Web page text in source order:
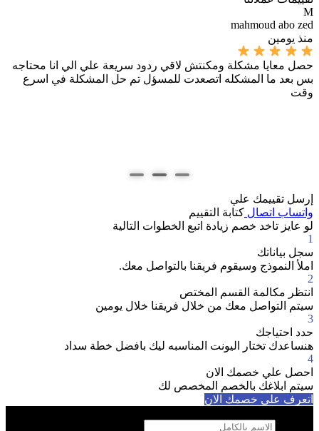
M
mahmoud abo zed
منذ يومين
حصل معايا مشكلة ومكنتش لاقي ردود سريعة علي الي انا محتاجه
بس بعد ما المشكله اتصعدت للمسؤل تم حل المشكلة في اسرع
وقت
إرسل تقييمك علي
واتساب اتصال كتابة التقييم
لو عايز تاخد خصم زيادة اتبع الخطوات التالية
1
سجل بياناتك
املأ النموذج وسيقوم فريقنا بالتواصل معك.
2
انتظر مكالمة القسم المختص
سيتم التواصل معك من خلال فريقنا خلال يومين
3
حدد احتياجك
هنساعدك تختار اليونت المناسبه ليك بافضل خطة سداد
4
احصل علي خصمك الان
سيتم ابلاغك بالخصم المخصص لك
اتعرف علي خصمك الان